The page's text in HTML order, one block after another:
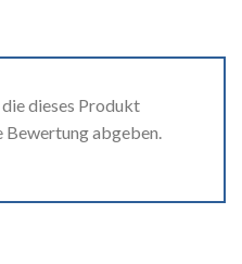
dieses Produkt
Bewertung abgeben.